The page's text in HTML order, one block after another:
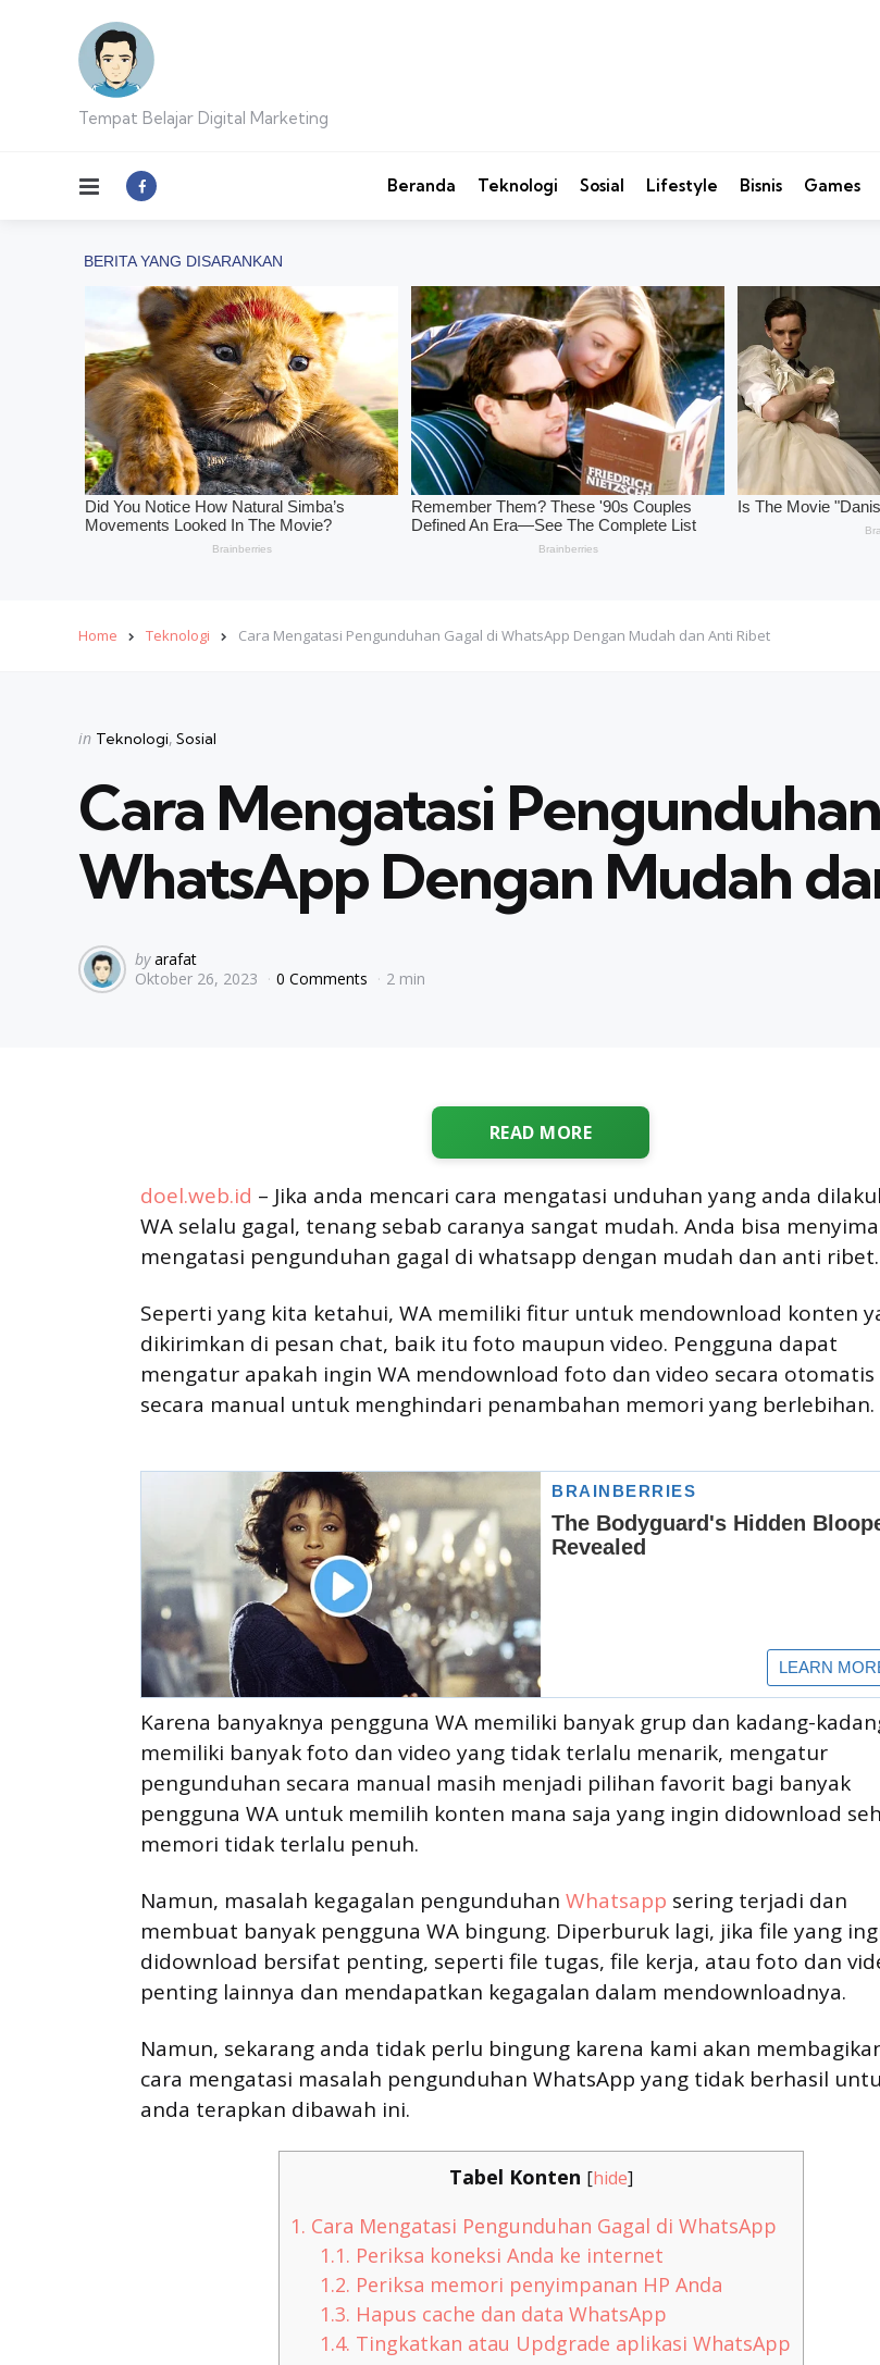
Tempat Belajar Digital Marketing
Menu Beranda Teknologi Sosial Lifestyle Bisnis Games
Home Teknologi Cara Mengatasi Pengunduhan Gagal di WhatsApp Dengan Mudah dan Anti Ribet
Categories
Posted
in Teknologi Sosial
Cara Mengatasi
WhatsApp Dengan Mudah
Posted
by
by arafat
Oktober 26, 2023
0 Comments 2 min
READ MORE
doel.web.id – Jika anda mencari cara mengatasi unduhan yang anda
WA selalu gagal, tenang sebab caranya sangat mudah. Anda bisa
mengatasi pengunduhan gagal di whatsapp dengan mudah dan anti ribet.
Seperti yang kita ketahui, WA memiliki fitur untuk mendownload konten
dikirimkan di pesan chat, baik itu foto maupun video. Pengguna dapat
mengatur apakah ingin WA mendownload foto dan video secara
secara manual untuk menghindari penambahan memori yang berlebihan.
Karena banyaknya pengguna WA memiliki banyak grup dan kadang-
memiliki banyak foto dan video yang tidak terlalu menarik, mengatur
pengunduhan secara manual masih menjadi pilihan favorit bagi banyak
pengguna WA untuk memilih konten mana saja yang ingin didownload
memori tidak terlalu penuh.
Namun, masalah kegagalan pengunduhan Whatsapp sering terjadi dan
membuat banyak pengguna WA bingung. Diperburuk lagi, jika file yang
didownload bersifat penting, seperti file tugas, file kerja, atau foto dan
penting lainnya dan mendapatkan kegagalan dalam mendownloadnya.
Namun, sekarang anda tidak perlu bingung karena kami akan
cara mengatasi masalah pengunduhan WhatsApp yang tidak berhasil
anda terapkan dibawah ini.
Tabel Konten [hide]
1. Cara Mengatasi Pengunduhan Gagal di WhatsApp
1.1. Periksa koneksi Anda ke internet
1.2. Periksa memori penyimpanan HP Anda
1.3. Hapus cache dan data WhatsApp
1.4. Tingkatkan atau Updgrade aplikasi WhatsApp